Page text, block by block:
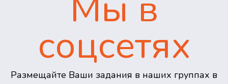
соцсетях
Размещайте Ваши задания в наших группах в